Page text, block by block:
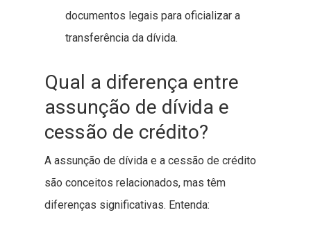
documentos legais para oficializar a
transferência da dívida.
Qual a diferença entre
assunção de dívida e
cessão de crédito?
A assunção de dívida e a cessão de crédito
são conceitos relacionados, mas têm
diferenças significativas. Entenda: